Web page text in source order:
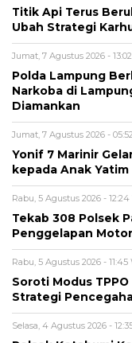
Titik Api Terus
Ubah Strategi
Jumat, 7 Agustus 2026 -
Polda Lampung
Narkoba di
Diamankan
Jumat, 7 Agustus 2026 -
Yonif 7 Marinir
kepada Anak
Rabu, 5 Agustus 2026 -
Tekab 308 Polsek
Penggelapan
Rabu, 5 Agustus 2026 - 11:45
Soroti Modus
Strategi
Selasa, 4 Agustus 2026 -